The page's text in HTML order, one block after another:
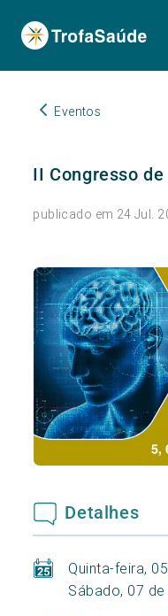
Eventos
II Congresso
publicado em 24 Jul.
Detalhes
Quinta-feira,
Sábado, 07